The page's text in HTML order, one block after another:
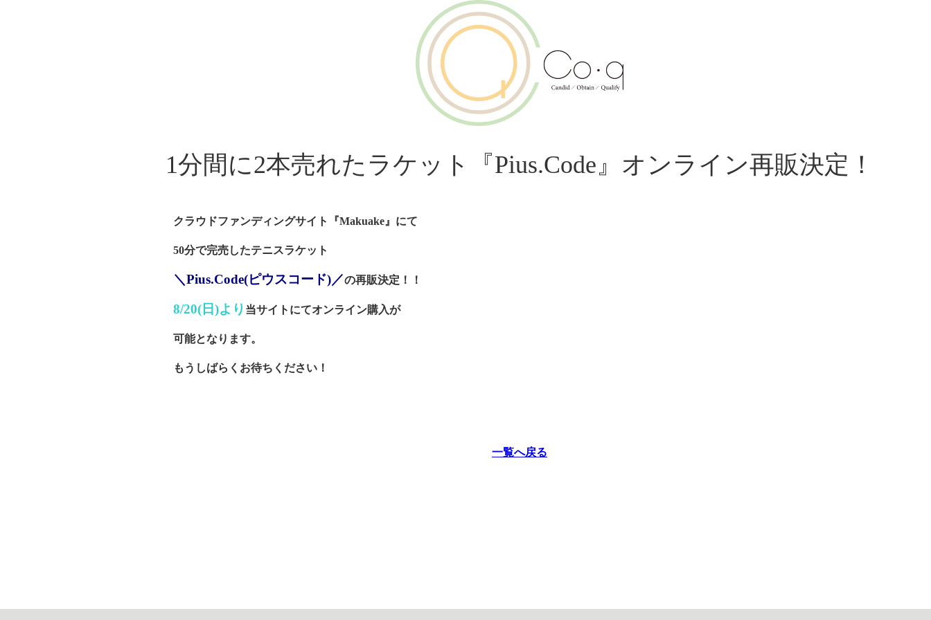
1分間に2本売れたラケット『Pius.Code』オンライン再販決定！
クラウドファンディングサイト『Makuake』にて
50分で完売したテニスラケット
＼Pius.Code(ピウスコード)／の再販決定！！
8/20(日)より 当サイトにてオンライン購入が
可能となります。
もうしばらくお待ちください！
一覧へ戻る